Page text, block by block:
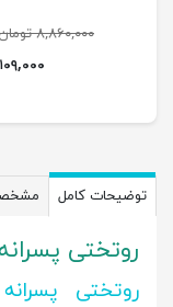
۸,۸۶۰,۰۰۰ تومان
۶,۱۰۹,۰۰۰
توضیحات کامل
روتختی
روتختی پسرانه